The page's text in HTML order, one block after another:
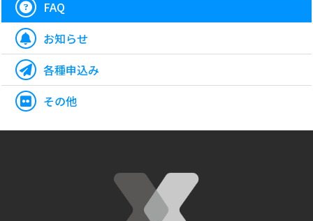
FAQ
お知らせ
各種申込み
その他